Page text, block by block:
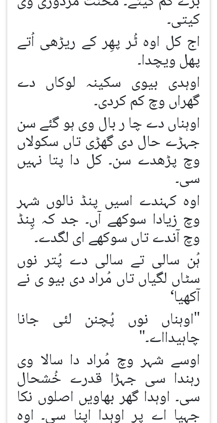
کیتی۔
اج کل اوہ ٹُر پھِر کے ریڑھی اُتے
پھل ویچدا۔
اوہدی بیوی سکینہ لوکاں دے
گھراں وچ کم کردی۔
اوہناں دے چا ر بال وی ہو گئے سن
جہڑے حال دی گھڑی تاں سکولاں
وچ پڑھدے سن۔ کل دا پتا نہیں
سی۔
اوہ کہندے اسیں پنڈ نالوں شہر
وچ زیادا سوکھے آں۔ جد کہ پِنڈ
وچ آندے تاں سوکھے ای لگدے۔
ہُن سالی تے سالی دے پُتر نوں
سٹاں لگیاں تاں مُراد دی بیو ی نے
آکھیا‘
"اوہناں نوں پُچنن لئی جانا
چاہیدااے۔"
اوسے شہر وچ مُراد دا سالا وی
رہندا سی جہڑا قدرے خُشحال
سی۔ اوہدا گھر بھاویں اصلوں نکا
جہیا اے پر اوہدا اپنا سی۔ اوہ